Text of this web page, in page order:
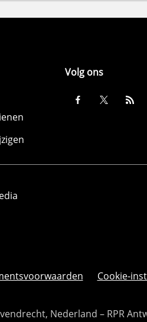
Volg ons
Cookie-
Nederland – RPR